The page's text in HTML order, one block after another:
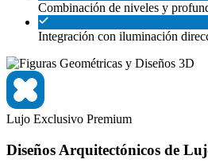
Combinación de niveles y
Integración con iluminación
Lujo Exclusivo Premium
Diseños Arquitectónicos de